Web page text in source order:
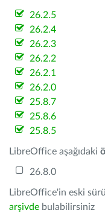
26.2.5
26.2.4
26.2.3
26.2.2
26.2.1
26.2.0
25.8.7
25.8.6
25.8.5
LibreOffice aşağıdaki
26.8.0
LibreOffice'in eski
arşivde bulabilirsiniz